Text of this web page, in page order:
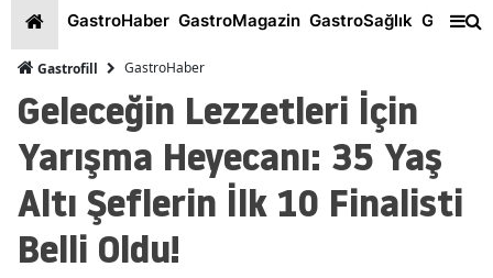
GastroHaber GastroMagazin GastroSağlık
Gastrofill GastroHaber
Geleceğin Lezzetleri İçin
Yarışma Heyecanı: 35 Yaş
Altı Şeflerin İlk 10 Finalisti
Belli Oldu!